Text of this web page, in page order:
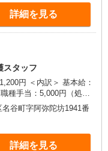
/時間含む ※給与幅は資
詳細を見る
スタッフ
＞ 基本給：
種手当：5,000円（処遇
） 夜勤手当：26,000円
につき5,000円／5回目以
遇改善加算（新加
金改善実施期間：2025年
谷町字阿弥陀坊1941番
詳細を見る